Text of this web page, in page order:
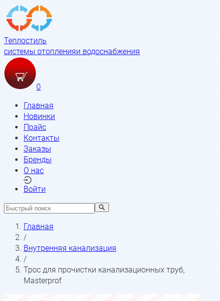
Теплостиль
системы отопленияи водоснабжения
0
Главная
Новинки
Прайс
Контакты
Заказы
Бренды
О нас
Войти
Главная
/
Внутренняя канализация
/
Трос для прочистки канализационных труб,
Masterprof